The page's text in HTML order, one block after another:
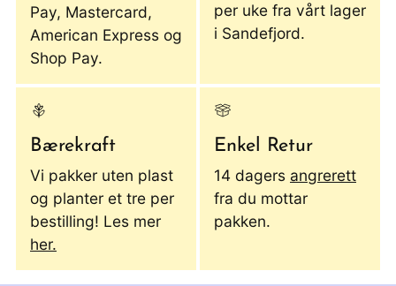
Pay, Mastercard,
American Express og
Shop Pay.
per uke fra vårt lager
i Sandefjord.
Bærekraft
Vi pakker uten plast
og planter et tre per
bestilling! Les mer
her.
Enkel Retur
14 dagers angrerett
fra du mottar
pakken.